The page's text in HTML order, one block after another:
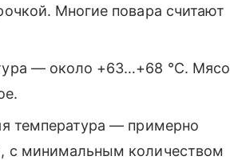
Многие повара считают
— около +63…+68 °C. Мясо
температура — примерно
с минимальным количеством